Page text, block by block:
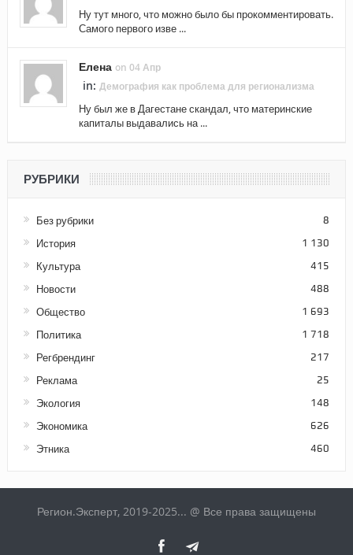
Ну тут много, что можно было бы прокомментировать.
Самого первого изве ...
Елена on 04 Апр
in: Демография как проблема для регионализма
Ну был же в Дагестане скандал, что материнские
капиталы выдавались на ...
РУБРИКИ
Без рубрики 8
История 1 130
Культура 415
Новости 488
Общество 1 693
Политика 1 718
Регбрендинг 217
Реклама 25
Экология 148
Экономика 626
Этника 460
Регион.Эксперт, 2019-2025... @ Все права защищены